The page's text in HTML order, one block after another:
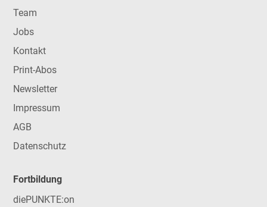
Team
Jobs
Kontakt
Print-Abos
Newsletter
Impressum
AGB
Datenschutz
Fortbildung
diePUNKTE:on